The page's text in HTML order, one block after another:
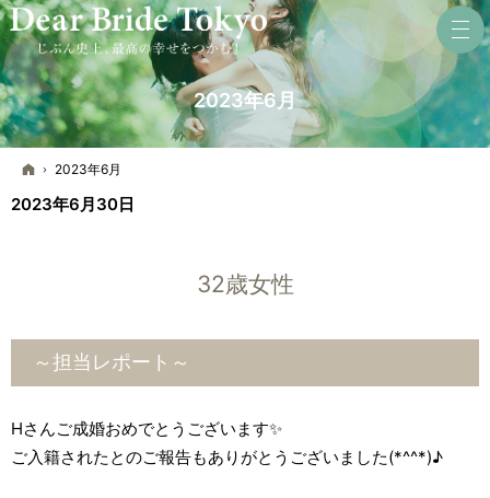
2023年6月
ホーム
2023年6月
2023年6月30日
32歳女性
～担当レポート～
Hさんご成婚おめでとうございます✨
ご入籍されたとのご報告もありがとうございました(*^^*)♪